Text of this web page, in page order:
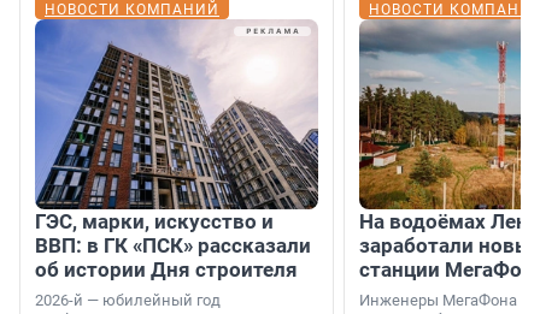
НОВОСТИ КОМПАНИЙ
ГЭС, марки, искусство и
ВВП: в ГК «ПСК» рассказали
об истории Дня строителя
2026-й — юбилейный год
НОВОСТИ
На водоёмах
заработали
станции
Инженеры МегаФона